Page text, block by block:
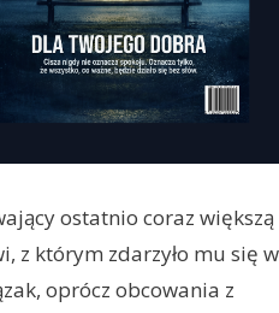
ostatnio coraz większą
z którym zdarzyło mu się w
oprócz obcowania z